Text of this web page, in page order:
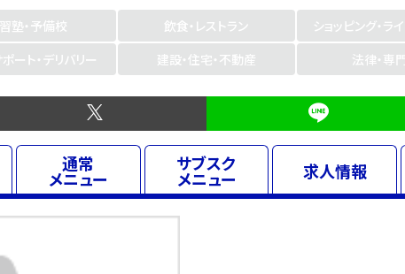
塾・予備校 飲食・レストラン
ショッピング・ラ
ート・デリバリー 建設・住宅・不動産 法律・専
通常
メニュー
サブスク
メニュー 求人情報